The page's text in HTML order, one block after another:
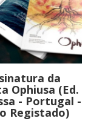
da
Ophiusa (Ed.
- Portugal -
Registado)